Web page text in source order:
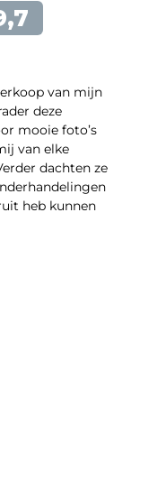
van mijn
deze
mooie foto’s
van elke
dachten ze
heb kunnen